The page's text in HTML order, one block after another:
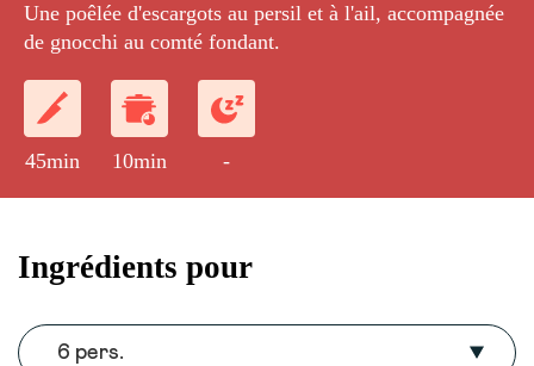
Une poêlée d'escargots au persil et à l'ail, accompagnée
de gnocchi au comté fondant.
45min 10min -
Ingrédients pour
6 pers.